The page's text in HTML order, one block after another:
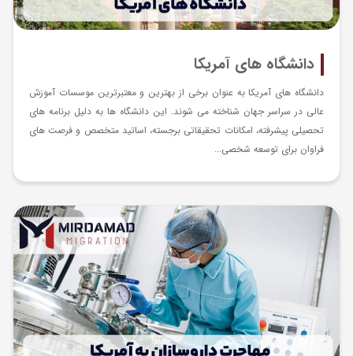
دانشگاه های آمریکا
دانشگاه ‌های آمریکا به عنوان برخی از بهترین و معتبرترین موسسات آموزش
عالی در سراسر جهان شناخته می ‌شوند. این دانشگاه ‌ها به دلیل برنامه‌ های
تحصیلی پیشرفته، امکانات تحقیقاتی برجسته، اساتید متخصص و فرصت ‌های
فراوان برای توسعه شخصی...